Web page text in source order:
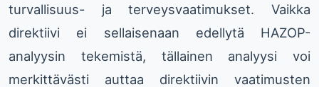
turvallisuus- ja terveysvaatimukset. Vaikka
direktiivi ei sellaisenaan edellytä HAZOP-
analyysin tekemistä, tällainen analyysi voi
merkittävästi auttaa direktiivin vaatimusten